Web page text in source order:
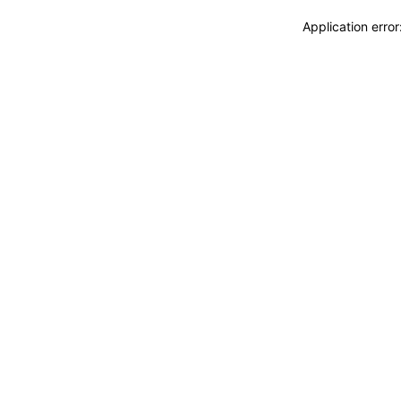
Application